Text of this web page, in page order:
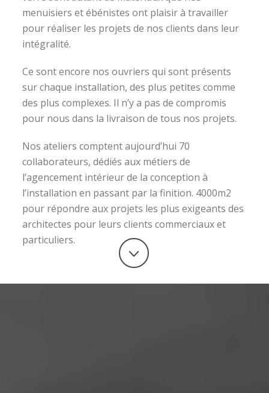
menuisiers et ébénistes ont plaisir à travailler
pour réaliser les projets de nos clients dans leur
intégralité.
Ce sont encore nos ouvriers qui sont présents
sur chaque installation, des plus petites comme
des plus complexes. Il n’y a pas de compromis
pour nous dans la livraison de tous nos projets.
Nos ateliers comptent aujourd’hui 70
collaborateurs, dédiés aux métiers de
l’agencement intérieur de la conception à
l’installation en passant par la finition. 4000m2
pour répondre aux projets les plus exigeants des
architectes pour leurs clients commerciaux et
particuliers.